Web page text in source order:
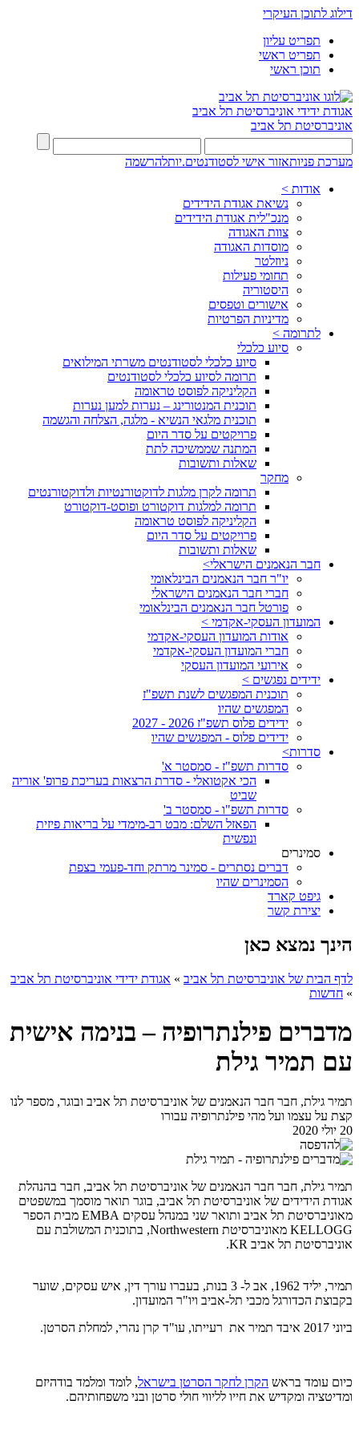
דילוג לתוכן העיקרי
תפריט עליון
תפריט ראשי
תוכן ראשי
אגודת ידידי אוניברסיטת תל אביב
אוניברסיטת תל אביב
מערכת פניותאזור אישי לסטודנטים.יותלהרשמה
אודות >
נשיאת אגודת הידידים
מנכ"לית אגודת הידידים
צוות האגודה
מוסדות האגודה
ניוזלטר
תחומי פעילות
היסטוריה
אישורים וטפסים
מדיניות הפרטיות
לתרומה >
סיוע כלכלי
סיוע כלכלי לסטודנטים משרתי המילואים
תרומה לסיוע כלכלי לסטודנטים
הקליניקה לפוסט טראומה
תוכנית המנטורינג – נערות למען נערות
תוכנית מלגאי הנשיא - מלגה, הצלחה והגשמה
פרויקטים על סדר היום
המתנה שממשיכה לתת
שאלות ותשובות
מחקר
תרומה לקרן מלגות לדוקטורנטיות ולדוקטורנטים
תרומה למלגות דוקטורט ופוסט-דוקטורט
הקליניקה לפוסט טראומה
פרויקטים על סדר היום
שאלות ותשובות
חבר הנאמנים הישראלי>
יו"ר חבר הנאמנים הבינלאומי
חברי חבר הנאמנים הישראלי
פורטל חבר הנאמנים הבינלאומי
המועדון העסקי-אקדמי >
אודות המועדון העסקי-אקדמי
חברי המועדון העסקי-אקדמי
אירועי המועדון העסקי
ידידים נפגשים >
תוכנית המפגשים לשנת תשפ"ז
המפגשים שהיו
ידידים פלוס תשפ"ז 2026 - 2027
ידידים פלוס - המפגשים שהיו
סדרות>
סדרות תשפ"ז - סמסטר א'
הכי אקטואלי - סדרת הרצאות בעריכת פרופ' אוריה
שביט
סדרות תשפ"ו - סמסטר ב'
הפאזל השלם: מבט רב-מימדי על בריאות פיזית
ונפשית
סמינרים
דברים נסתרים - סמינר מרתק וחד-פעמי בצפת
הסמינרים שהיו
גיפט קארד
יצירת קשר
הינך נמצא כאן
לדף הבית של אוניברסיטת תל אביב » אגודת ידידי אוניברסיטת תל אביב
» חדשות
מדברים פילנתרופיה – בנימה אישית
עם תמיר גילת
תמיר גילת, חבר חבר הנאמנים של אוניברסיטת תל אביב ובוגר, מספר לנו
קצת על עצמו ועל מהי פילנתרופיה עבורו
20 יולי 2020
תמיר גילת, חבר חבר הנאמנים של אוניברסיטת תל אביב, חבר בהנהלת
אגודת הידידים של אוניברסיטת תל אביב, בוגר תואר מוסמך במשפטים
מאוניברסיטת תל אביב ותואר שני במנהל עסקים EMBA מבית הספר
KELLOGG מאוניברסיטת Northwestern, בתוכנית המשולבת עם
אוניברסיטת תל אביב KR.
תמיר, יליד 1962, אב ל- 3 בנות, בעברו עורך דין, איש עסקים, שוער
בקבוצת הכדורגל מכבי תל-אביב ויו"ר המועדון.
ביוני 2017 איבד תמיר את רעייתו, עו"ד קרן נהרי, למחלת הסרטן.
כיום עומד בראש הקרן לחקר הסרטן בישראל, לומד ומלמד בודהיזם
ומדיטציה ומקדיש את חייו לליווי חולי סרטן ובני משפחותיהם.